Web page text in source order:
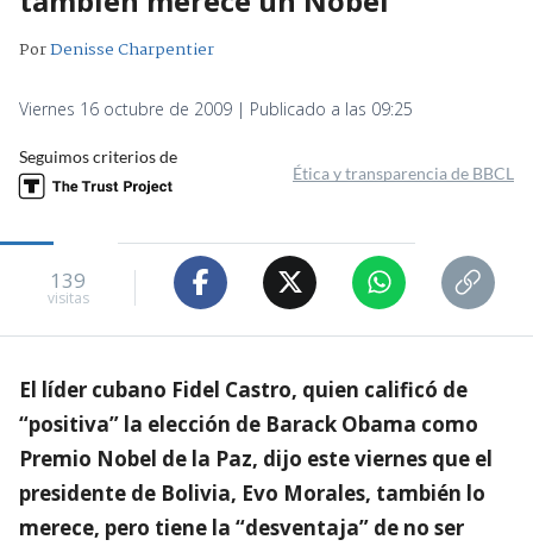
PorDenisse Charpentier
Viernes 16 octubre de 2009 | Publicado a las 09:25
Seguimos criterios de
Ética y transparencia de BBCL
139
visitas
El líder cubano Fidel Castro, quien calificó de
“positiva” la elección de Barack Obama como
Premio Nobel de la Paz, dijo este viernes que el
presidente de Bolivia, Evo Morales, también lo
merece, pero tiene la “desventaja” de no ser